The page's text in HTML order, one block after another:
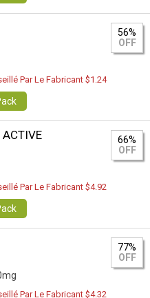
56%
OFF
Par Le Fabricant $1.24
ACTIVE
66%
OFF
Par Le Fabricant $4.92
77%
OFF
Par Le Fabricant $4.32